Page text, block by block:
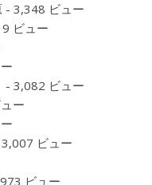
- 3,348 ビュー
ビュー
- 3,082 ビュー
ー
ビュー
ビュー